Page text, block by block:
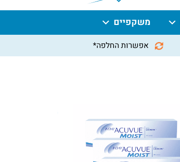
משקפיים
אפשרות החלפה*